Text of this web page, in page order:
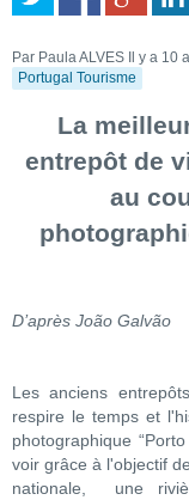
Par Paula ALVES
Il y a 10
Portugal Tourisme
La
entrepôt de
au
D’après João Galvão
Les anciens
respire le temps et
photographique
voir grâce à l'objectif
nationale, une